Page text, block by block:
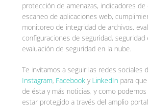
protección de amenazas, indicadores de
escaneo de aplicaciones web,
monitoreo de integridad de archivos,
configuraciones de seguridad,
evaluación de seguridad en la nube.
Te invitamos a seguir las redes sociales
Instagram, Facebooky LinkedInpara
de ésta y más noticias, y como
estar protegido a través del amplio